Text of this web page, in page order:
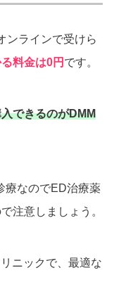
ンラインで受けら
料金は0円 です。
できるのがDMM
療なのでED治療薬
注意しましょう。
ニックで、最適な